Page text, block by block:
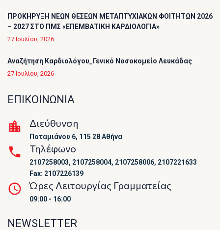
ΠΡΟΚΗΡΥΞΗ ΝΕΩΝ ΘΕΣΕΩΝ ΜΕΤΑΠΤΥΧΙΑΚΩΝ ΦΟΙΤΗΤΩΝ 2026
– 2027 ΣΤΟ ΠΜΣ «ΕΠΕΜΒΑΤΙΚΗ ΚΑΡΔΙΟΛΟΓΙΑ»
27 Ιουλίου, 2026
Αναζήτηση Καρδιολόγου_Γενικό Νοσοκομείο Λευκάδας
27 Ιουλίου, 2026
ΕΠΙΚΟΙΝΩΝΙΑ
Διεύθυνση
Ποταμιάνου 6, 115 28 Αθήνα
Τηλέφωνο
2107258003, 2107258004, 2107258006, 2107221633
Fax: 2107226139
Ώρες Λειτουργίας Γραμματείας
09:00 - 16:00
NEWSLETTER